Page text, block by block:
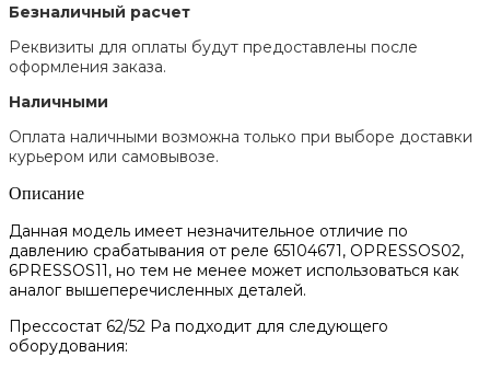
Безналичный расчет
Реквизиты для оплаты будут предоставлены после
оформления заказа.
Наличными
Оплата наличными возможна только при выборе доставки
курьером или самовывозе.
Описание
Данная модель имеет незначительное отличие по
давлению срабатывания от реле 65104671, OPRESSOS02,
6PRESSOS11, но тем не менее может использоваться как
аналог вышеперечисленных деталей.
Прессостат 62/52 Ра подходит для следующего
оборудования: